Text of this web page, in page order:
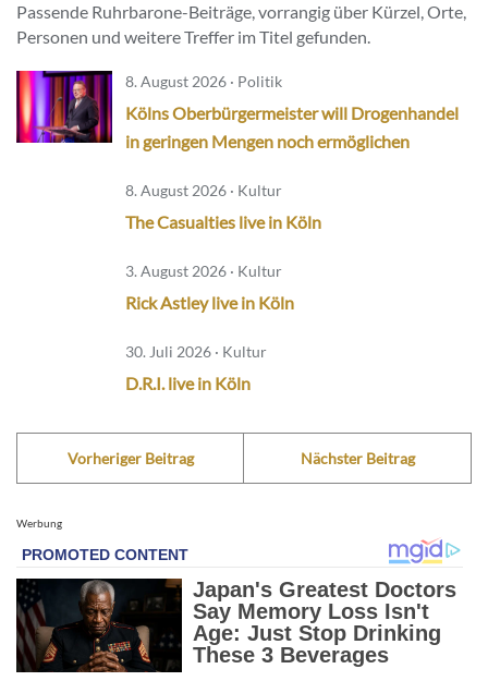
Passende Ruhrbarone-Beiträge, vorrangig über Kürzel, Orte,
Personen und weitere Treffer im Titel gefunden.
8. August 2026 · Politik
Kölns Oberbürgermeister will Drogenhandel
in geringen Mengen noch ermöglichen
8. August 2026 · Kultur
The Casualties live in Köln
3. August 2026 · Kultur
Rick Astley live in Köln
30. Juli 2026 · Kultur
D.R.I. live in Köln
Vorheriger Beitrag Nächster Beitrag
Werbung